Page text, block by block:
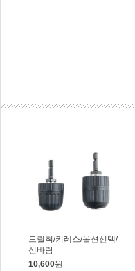
드릴척/키레스/옵션선택/
신바람
10,600원